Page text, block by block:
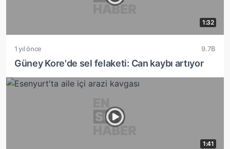
1:32
1 yıl önce 9.7B
Güney Kore'de sel felaketi: Can kaybı artıyor
1:41